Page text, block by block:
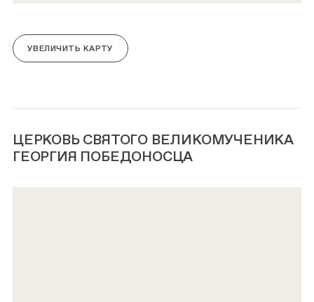
УВЕЛИЧИТЬ КАРТУ
ЦЕРКОВЬ СВЯТОГО ВЕЛИКОМУЧЕНИКА
ГЕОРГИЯ ПОБЕДОНОСЦА